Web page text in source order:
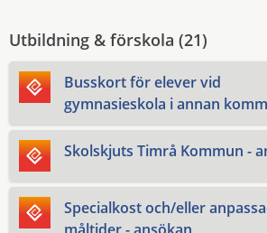
Utbildning & förskola (21)
Busskort för elever vid
gymnasieskola i annan
Skolskjuts Timrå Kommun -
Specialkost och/eller